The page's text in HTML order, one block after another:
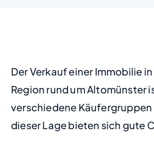
Der Verkauf einer Immobilie
Region rund um Altomünster
verschiedene
dieser Lage bieten sich gute